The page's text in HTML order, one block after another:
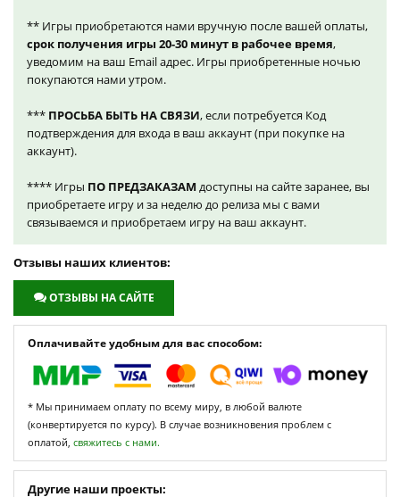
** Игры приобретаются нами вручную после вашей оплаты,
срок получения игры 20-30 минут в рабочее время,
уведомим на ваш Email адрес. Игры приобретенные ночью
покупаются нами утром.
*** ПРОСЬБА БЫТЬ НА СВЯЗИ, если потребуется Код
подтверждения для входа в ваш аккаунт (при покупке на
аккаунт).
**** Игры ПО ПРЕДЗАКАЗАМ доступны на сайте заранее, вы
приобретаете игру и за неделю до релиза мы с вами
связываемся и приобретаем игру на ваш аккаунт.
Отзывы наших клиентов:
ОТЗЫВЫ НА САЙТЕ
Оплачивайте удобным для вас способом:
* Мы принимаем оплату по всему миру, в любой валюте
(конвертируется по курсу). В случае возникновения проблем с
оплатой, свяжитесь с нами.
Другие наши проекты: